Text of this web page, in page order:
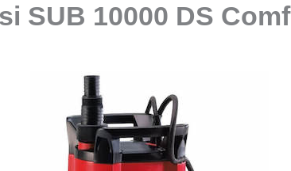
SUB 10000 DS Comf